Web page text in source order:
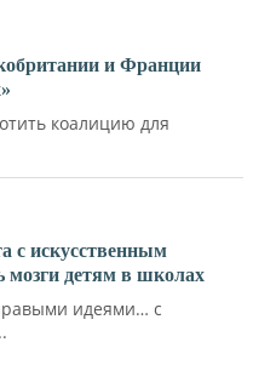
и Франции
коалицию для
с искусственным
детям в школах
идеями… с